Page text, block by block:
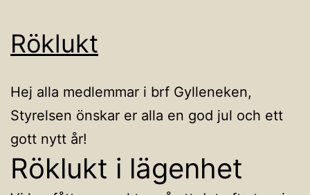
Röklukt
Hej alla medlemmar i brf Gylleneken,
Styrelsen önskar er alla en god jul och ett
gott nytt år!
Röklukt i lägenhet